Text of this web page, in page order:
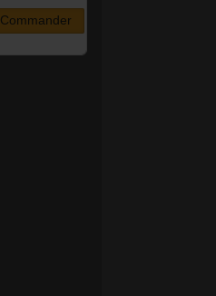
Commander